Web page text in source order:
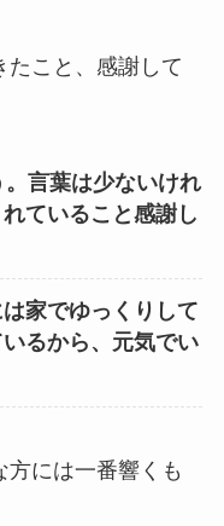
たこと、感謝して
言葉は少ないけれ
ていること感謝し
家でゆっくりして
るから、元気でい
には一番響くも